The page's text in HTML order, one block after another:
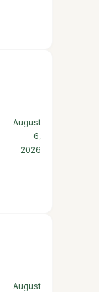
August
6,
2026
August